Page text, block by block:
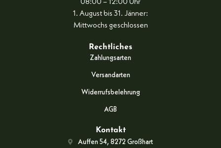
08:00 – 12:00 Uhr
1. August bis 31. Jänner:
Mittwochs geschlossen
Rechtliches
Zahlungsarten
Versandarten
Widerrufsbelehrung
AGB
Kontakt
Auffen 54, 8272 Großhart